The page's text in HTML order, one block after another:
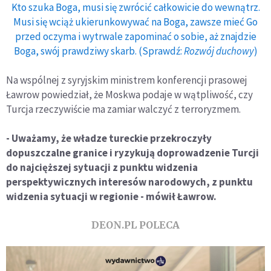
Kto szuka Boga, musi się zwrócić całkowicie do wewnątrz.
Musi się wciąż ukierunkowywać na Boga, zawsze mieć Go
przed oczyma i wytrwale zapominać o sobie, aż znajdzie
Boga, swój prawdziwy skarb. (Sprawdź:Rozwój duchowy)
Na wspólnej z syryjskim ministrem konferencji prasowej
Ławrow powiedział, że Moskwa podaje w wątpliwość, czy
Turcja rzeczywiście ma zamiar walczyć z terroryzmem.
- Uważamy, że władze tureckie przekroczyły
dopuszczalne granice i ryzykują doprowadzenie Turcji
do najcięższej sytuacji z punktu widzenia
perspektywicznych interesów narodowych, z punktu
widzenia sytuacji w regionie - mówił Ławrow.
DEON.PL POLECA